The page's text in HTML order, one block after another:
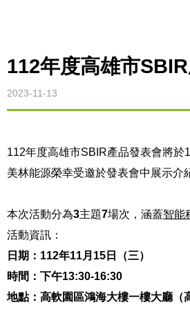
112年度高雄市
2023-11-13
112年度高雄市SBIR產品發表會將
美林能源榮幸受邀於發表會中展示
本次活動分為3主題7場次，涵蓋智能
活動資訊：
日期： 112年11月 15 日（三）
時間：下午13:30-16:30
地點：高軟園區鴻海大樓一樓大廳（